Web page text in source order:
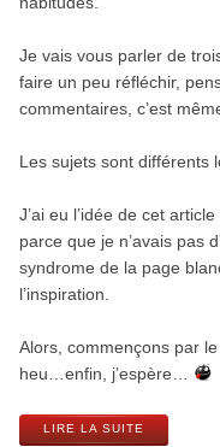
Je vais vous parler de
faire un peu réfléchir,
commentaires, c’est
Les sujets sont différents
J’ai eu l’idée de cet
parce que je n’avais pas
syndrome de la page
l’inspiration.
Alors, commençons par
heu…enfin, j’espère…
LIRE LA SUITE